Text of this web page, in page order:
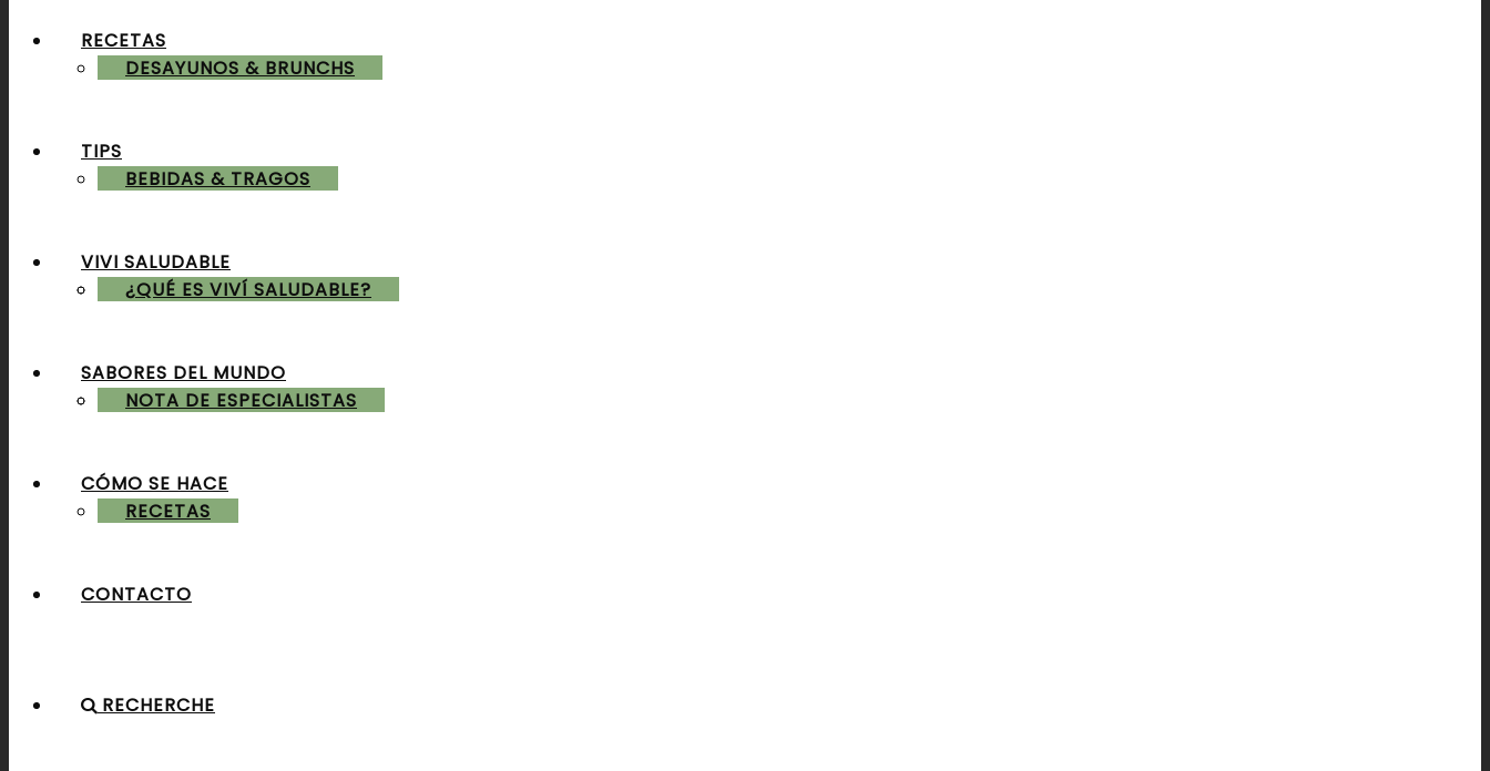
RECETAS
DESAYUNOS & BRUNCHS
BEBIDAS & TRAGOS
ALMUERZOS & CENAS
POSTRES & TORTAS
TIPS
VIVI SALUDABLE
¿QUÉ ES VIVÍ SALUDABLE?
NOTA DE ESPECIALISTAS
RECETAS
SABORES DEL MUNDO
CÓMO SE HACE
CONTACTO
RECHERCHE